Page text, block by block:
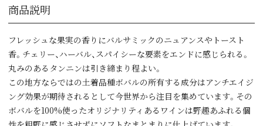
商品説明
フレッシュな果実の香りにバルサミックのニュアンスやトースト
香。チェリー、ハーバル、スパイシーな要素をエンドに感じられる。
丸みのあるタンニンは引き締まり程よい。
この地方ならではの土着品種ボバルの所有する成分はアンチエイジ
ング効果が期待されるとして今世界から注目を集めています。その
ボバルを100%使ったオリジナリティあるワインは野趣あふれる個